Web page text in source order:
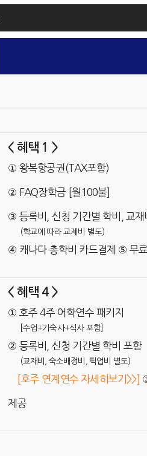
< 혜택 1 >
① 왕복항공권(TAX포함)
② FAQ장학금 [월100불]
③ 등록비, 신청 기간별 학비, 교재
(학교에 따라 교제비 별도)
④ 캐나다 총학비 카드결제 ⑤ 무
< 혜택 4 >
① 호주 4주 어학연수 패키지
[수업+기숙사+식사 포함]
② 등록비, 신청 기간별 학비 포함
(교재비, 숙소배정비, 픽업비 별도)
[호주 연계연수 자세히보기>>]
제공